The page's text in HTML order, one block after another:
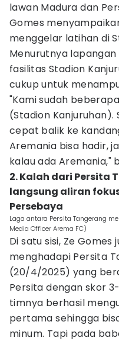
lawan Madura dan
Gomes
menggelar latihan di
Menurutnya
fasilitas Stadion
cukup untuk
"Kami sudah
(Stadion Kanjuruhan).
cepat balik ke
Aremania bisa hadir,
kalau ada Aremania,"
2. Kalah dari Persita
langsung aliran
Persebaya
Laga antara Persita Tangerang
Media Officer Arema FC)
Di satu sisi, Ze
menghadapi Persita
(20/4/2025) yang
Persita dengan skor
timnya berhasil
pertama sehingga
minum. Tapi pada